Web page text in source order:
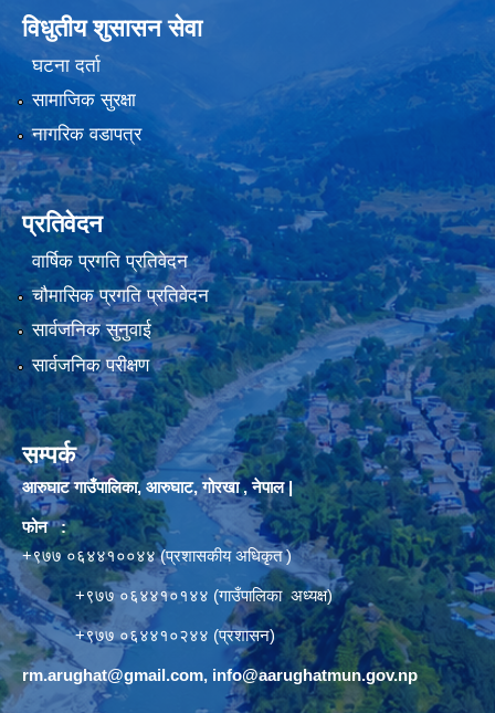
विधुतीय शुसासन सेवा
घटना दर्ता
सामाजिक सुरक्षा
नागरिक वडापत्र
प्रतिवेदन
वार्षिक प्रगति प्रतिवेदन
चौमासिक प्रगति प्रतिवेदन
सार्वजनिक सुनुवाई
सार्वजनिक परीक्षण
सम्पर्क
आरुघाट गाउँपालिका, आरुघाट, गोरखा , नेपाल |
फोन :
+९७७ ०६४४१००४४ (प्रशासकीय अधिकृत )
+९७७ ०६४४१०१४४ (गाउँपालिका अध्यक्ष)
+९७७ ०६४४१०२४४ (प्रशासन)
rm.arughat@gmail.com, info@aarughatmun.gov.np